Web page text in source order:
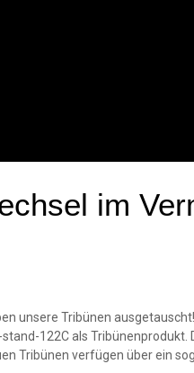
im
unsere Tribünen
122C als Tribünenprodukt.
Tribünen verfügen über ein